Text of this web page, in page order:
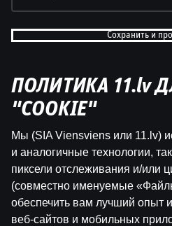
Сохранить и
ПОЛИТИКА 11.lv
"COOKIE"
Мы (SIA Viensviens или 11.lv)
и аналогичные технологии,
пиксели отслеживания и/или
(совместно именуемые
обеспечить вам лучший опыт
веб-сайтов и мобильных